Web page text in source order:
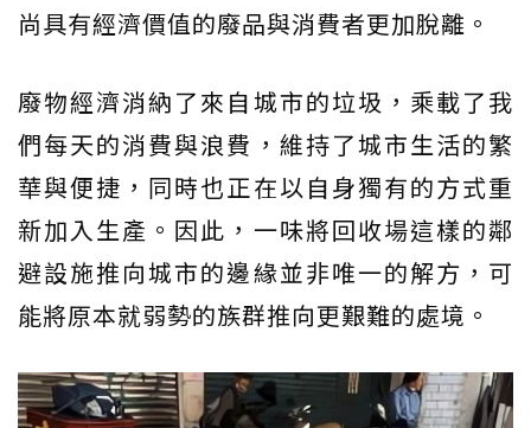
尚具有經濟價值的廢品與消費者更加脫離。
廢物經濟消納了來自城市的垃圾，乘載了我
們每天的消費與浪費，維持了城市生活的繁
華與便捷，同時也正在以自身獨有的方式重
新加入生產。因此，一味將回收場這樣的鄰
避設施推向城市的邊緣並非唯一的解方，可
能將原本就弱勢的族群推向更艱難的處境。